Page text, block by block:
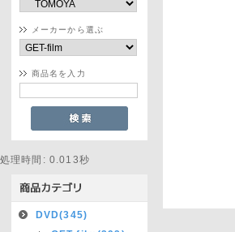
メーカーから選ぶ
商品名を入力
処理時間: 0.013秒
DVD(345)